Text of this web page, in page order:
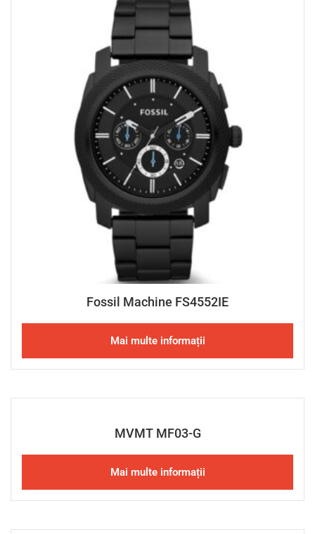
Fossil Machine FS4552IE
Mai multe informații
MVMT MF03-G
Mai multe informații